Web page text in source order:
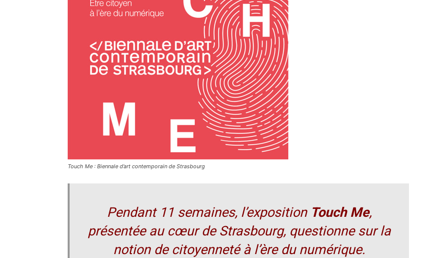
Touch Me : Biennale d’art contemporain de Strasbourg
Pendant 11 semaines, l’exposition Touch Me,
présentée au cœur de Strasbourg, questionne sur la
notion de citoyenneté à l’ère du numérique.